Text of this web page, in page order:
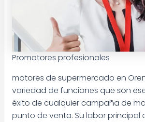
Promotores profesionales
motores de supermercado en
variedad de funciones que son
éxito de cualquier campaña de
punto de venta. Su labor principal